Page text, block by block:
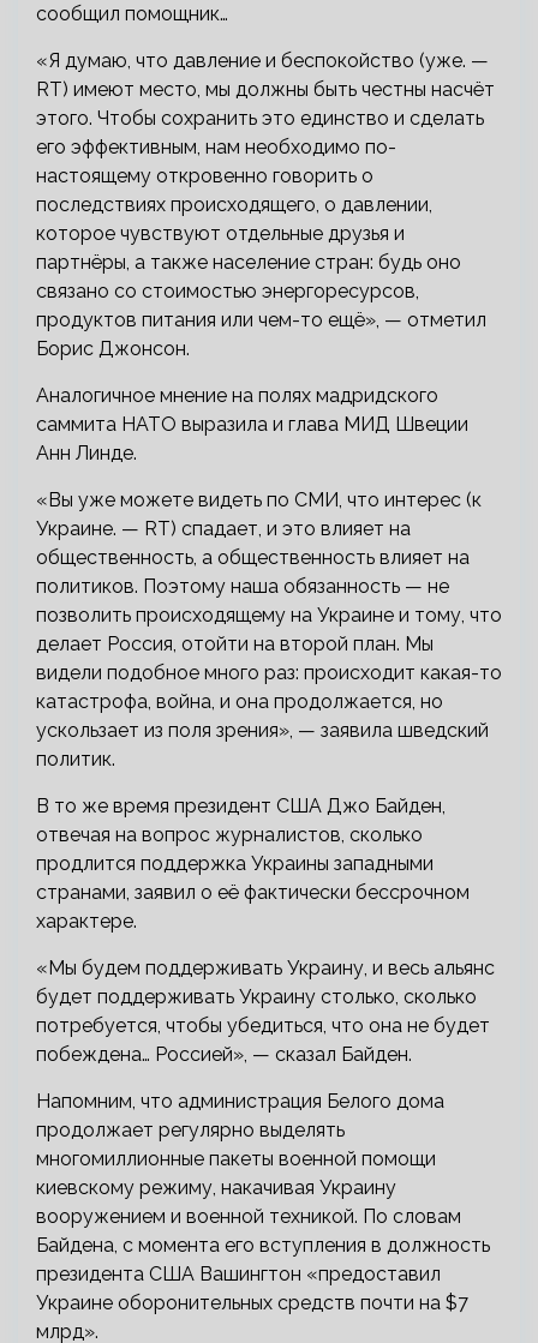
сообщил помощник…
«Я думаю, что давление и беспокойство (уже. —
RT) имеют место, мы должны быть честны насчёт
этого. Чтобы сохранить это единство и сделать
его эффективным, нам необходимо по-
настоящему откровенно говорить о
последствиях происходящего, о давлении,
которое чувствуют отдельные друзья и
партнёры, а также население стран: будь оно
связано со стоимостью энергоресурсов,
продуктов питания или чем-то ещё», — отметил
Борис Джонсон.
Аналогичное мнение на полях мадридского
саммита НАТО выразила и глава МИД Швеции
Анн Линде.
«Вы уже можете видеть по СМИ, что интерес (к
Украине. — RT) спадает, и это влияет на
общественность, а общественность влияет на
политиков. Поэтому наша обязанность — не
позволить происходящему на Украине и тому, что
делает Россия, отойти на второй план. Мы
видели подобное много раз: происходит какая-то
катастрофа, война, и она продолжается, но
ускользает из поля зрения», — заявила шведский
политик.
В то же время президент США Джо Байден,
отвечая на вопрос журналистов, сколько
продлится поддержка Украины западными
странами, заявил о её фактически бессрочном
характере.
«Мы будем поддерживать Украину, и весь альянс
будет поддерживать Украину столько, сколько
потребуется, чтобы убедиться, что она не будет
побеждена… Россией», — сказал Байден.
Напомним, что администрация Белого дома
продолжает регулярно выделять
многомиллионные пакеты военной помощи
киевскому режиму, накачивая Украину
вооружением и военной техникой. По словам
Байдена, с момента его вступления в должность
президента США Вашингтон «предоставил
Украине оборонительных средств почти на $7
млрд».